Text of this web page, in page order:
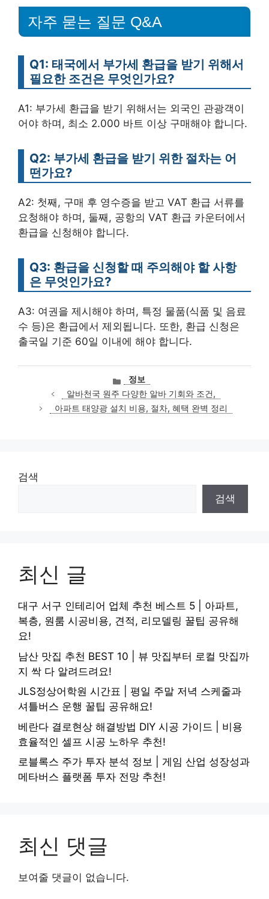
자주 묻는 질문 Q&A
Q1: 태국에서 부가세 환급을 받기 위해서
필요한 조건은 무엇인가요?
A1: 부가세 환급을 받기 위해서는 외국인 관광객이
어야 하며, 최소 2.000 바트 이상 구매해야 합니다.
Q2: 부가세 환급을 받기 위한 절차는 어
떤가요?
A2: 첫째, 구매 후 영수증을 받고 VAT 환급 서류를
요청해야 하며, 둘째, 공항의 VAT 환급 카운터에서
환급을 신청해야 합니다.
Q3: 환급을 신청할 때 주의해야 할 사항
은 무엇인가요?
A3: 여권을 제시해야 하며, 특정 물품(식품 및 음료
수 등)은 환급에서 제외됩니다. 또한, 환급 신청은
출국일 기준 60일 이내에 해야 합니다.
카
테
고
리
정보
알바천국 원주 다양한 알바 기회와 조건,
아파트 태양광 설치 비용, 절차, 혜택 완벽 정리
검색
검색
최신 글
대구 서구 인테리어 업체 추천 베스트 5 | 아파트,
복층, 원룸 시공비용, 견적, 리모델링 꿀팁 공유해
요!
남산 맛집 추천 BEST 10 | 뷰 맛집부터 로컬 맛집까
지 싹 다 알려드려요!
JLS정상어학원 시간표 | 평일 주말 저녁 스케줄과
셔틀버스 운행 꿀팁 공유해요!
베란다 결로현상 해결방법 DIY 시공 가이드 | 비용
효율적인 셀프 시공 노하우 추천!
로블록스 주가 투자 분석 정보 | 게임 산업 성장성과
메타버스 플랫폼 투자 전망 추천!
최신 댓글
보여줄 댓글이 없습니다.